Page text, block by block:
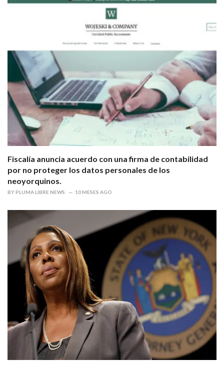
Fiscalía anuncia acuerdo con una firma de contabilidad
por no proteger los datos personales de los
neoyorquinos.
BY PLUMA LIBRE NEWS 10 MESES AGO